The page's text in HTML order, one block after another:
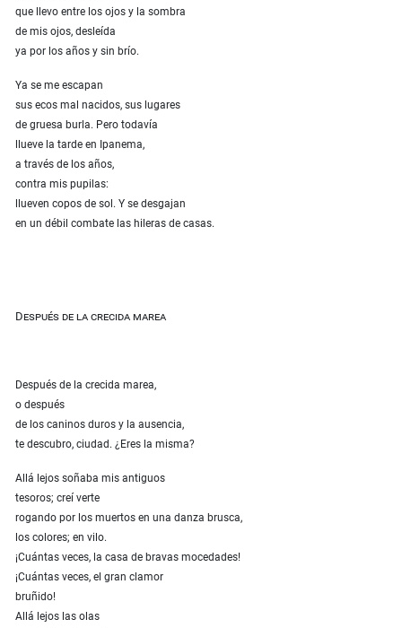
que llevo entre los ojos y la sombra
de mis ojos, desleída
ya por los años y sin brío.
Ya se me escapan
sus ecos mal nacidos, sus lugares
de gruesa burla. Pero todavía
llueve la tarde en Ipanema,
a través de los años,
contra mis pupilas:
llueven copos de sol. Y se desgajan
en un débil combate las hileras de casas.
Después de la crecida marea
Después de la crecida marea,
o después
de los caninos duros y la ausencia,
te descubro, ciudad. ¿Eres la misma?
Allá lejos soñaba mis antiguos
tesoros; creí verte
rogando por los muertos en una danza brusca,
los colores; en vilo.
¡Cuántas veces, la casa de bravas mocedades!
¡Cuántas veces, el gran clamor
bruñido!
Allá lejos las olas